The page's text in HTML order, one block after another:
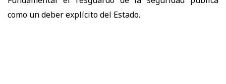
como un deber explícito del Estado.